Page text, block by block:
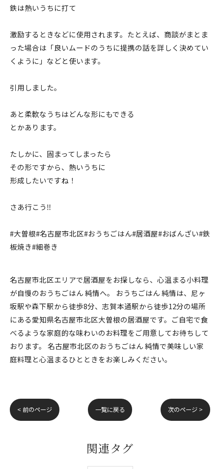
鉄は熱いうちに打て
激励するときなどに使用されます。たとえば、商談がまとま
った場合は「良いムードのうちに提携の話を詳しく決めてい
くように」などと使います。
引用しました。
あと柔軟なうちはどんな形にもできる
とかあります。
たしかに、固まってしまったら
その形ですから、熱いうちに
形成したいですね！
さあ行こう‼️
#大曽根#名古屋市北区#おうちごはん#居酒屋#おばんざい#鉄
板焼き#細巻き
名古屋市北区エリアで居酒屋をお探しなら、心温まる小料理
が自慢のおうちごはん 純情へ。 おうちごはん 純情は、尼ヶ
坂駅や森下駅から徒歩8分、志賀本通駅から徒歩12分の場所
にある愛知県名古屋市北区大曽根の居酒屋です。ご自宅で食
べるような家庭的な味わいのお料理をご用意してお待ちして
おります。 名古屋市北区のおうちごはん 純情で美味しい家
庭料理と心温まるひとときをお楽しみください。
< 前のページ 一覧に戻る 次のページ >
関連タグ